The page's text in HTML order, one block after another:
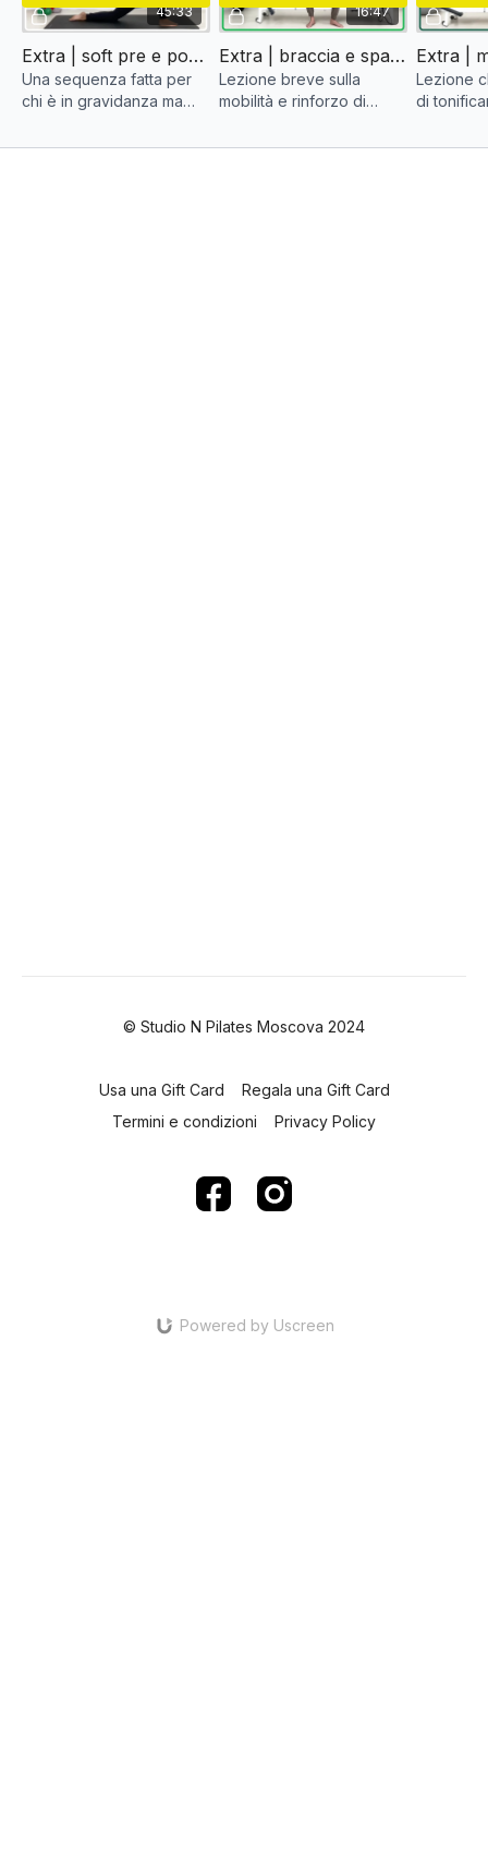
45:33
Extra | soft pre e post partum #019
Una sequenza fatta per
chi è in gravidanza ma
riprendere dopo il parto
16:47
Extra | braccia e spalle con elastico #065
Lezione breve sulla
mobilità e rinforzo di
Lezione
di
© Studio N Pilates Moscova 2024
Usa una Gift Card
Regala una Gift Card
Termini e condizioni
Privacy Policy
Powered by Uscreen